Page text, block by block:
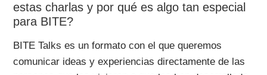
estas charlas y por qué es algo tan especial
para BITE?
BITE Talks es un formato con el que queremos
comunicar ideas y experiencias directamente de las